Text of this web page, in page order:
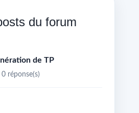
du forum
de TP
réponse(s)